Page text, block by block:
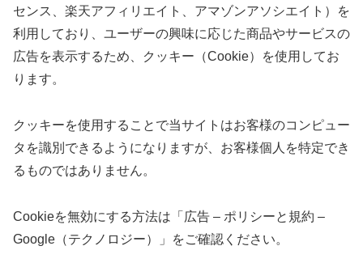
センス、楽天アフィリエイト、アマゾンアソシエイト）を
利用しており、ユーザーの興味に応じた商品やサービスの
広告を表示するため、クッキー（Cookie）を使用してお
ります。
クッキーを使用することで当サイトはお客様のコンピュー
タを識別できるようになりますが、お客様個人を特定でき
るものではありません。
Cookieを無効にする方法は「広告 – ポリシーと規約 –
Google（テクノロジー）」をご確認ください。